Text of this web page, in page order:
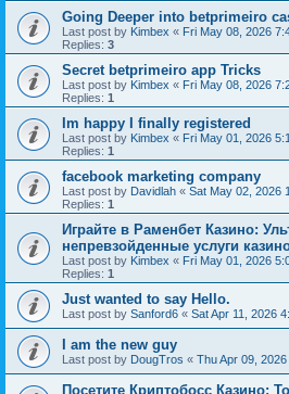
Going Deeper into betprimeiro
Last post by Kimbex « Fri May 08, 2026
Replies: 3
Secret betprimeiro app Tricks
Last post by Kimbex « Fri May 08, 2026
Replies: 1
Im happy I finally registered
Last post by Kimbex « Fri May 01, 2026
Replies: 1
facebook marketing company
Last post by Davidlah « Sat May 02, 2026
Replies: 1
Играйте в Раменбет Казино:
непревзойденные услуги
Last post by Kimbex « Fri May 01, 2026
Replies: 1
Just wanted to say Hello.
Last post by Sanford6 « Sat Apr 11, 2026
I am the new guy
Last post by DougTros « Thu Apr 09,
Посетите Криптобосс Казино: